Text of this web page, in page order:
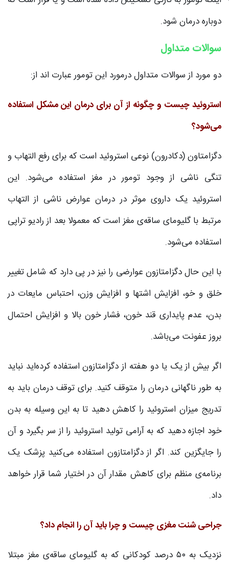
دوباره درمان شود.
سوالات متداول
دو مورد از سوالات متداول درمورد این تومور عبارت اند از:
استروئید چیست و چگونه از آن برای درمان این مشکل استفاده
می‌شود؟
دگزامتاون (دکادرون) نوعی استروئید است که برای رفع التهاب و
تنگی ناشی از وجود تومور در مغز استفاده می‌شود. این
استروئید یک داروی موثر در درمان عوارض ناشی از التهاب
مرتبط با گلیومای ساقه‌ی مغز است که معمولا بعد از رادیو تراپی
استفاده می‌شود.
با این حال دگزامتازون عوارضی را نیز در پی دارد که شامل تغییر
خلق و خو، افزایش اشتها و افزایش وزن، احتباس مایعات در
بدن، عدم پایداری قند خون، فشار خون بالا و افزایش احتمال
بروز عفونت می‌باشد.
اگر بیش از یک یا دو هفته از دگزامتازون استفاده کرده‌اید نباید
به طور ناگهانی درمان را متوقف کنید. برای توقف درمان باید به
تدریج میزان استروئید را کاهش دهید تا به این وسیله به بدن
خود اجازه دهید که به آرامی تولید استروئید را از سر بگیرد و آن
را جایگزین کند. اگر از دگزامتازون استفاده می‌کنید پزشک یک
برنامه‌ی منظم برای کاهش مقدار آن در اختیار شما قرار خواهد
داد.
جراحی شنت مغزی چیست و چرا باید آن را انجام داد؟
نزدیک به ۵۰ درصد کودکانی که به گلیومای ساقه‌ی مغز مبتلا